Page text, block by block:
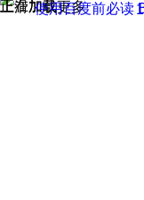
正在加载
上滑加载更多
使用百度前必读